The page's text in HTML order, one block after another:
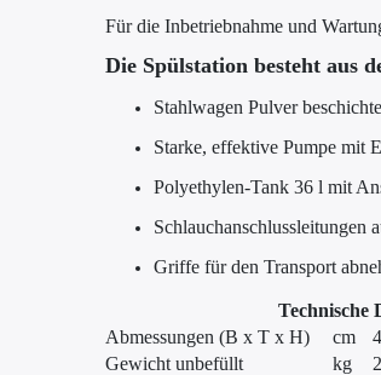
Für die Inbetriebnahme und
Die Spülstation besteht aus
Stahlwagen Pulver
Starke, effektive Pumpe mit
Polyethylen-Tank 36 l mit
Schlauchanschlussleitungen
Griffe für den Transport
Technische
Abmessungen (B x T x H)
cm
Gewicht unbefüllt
kg